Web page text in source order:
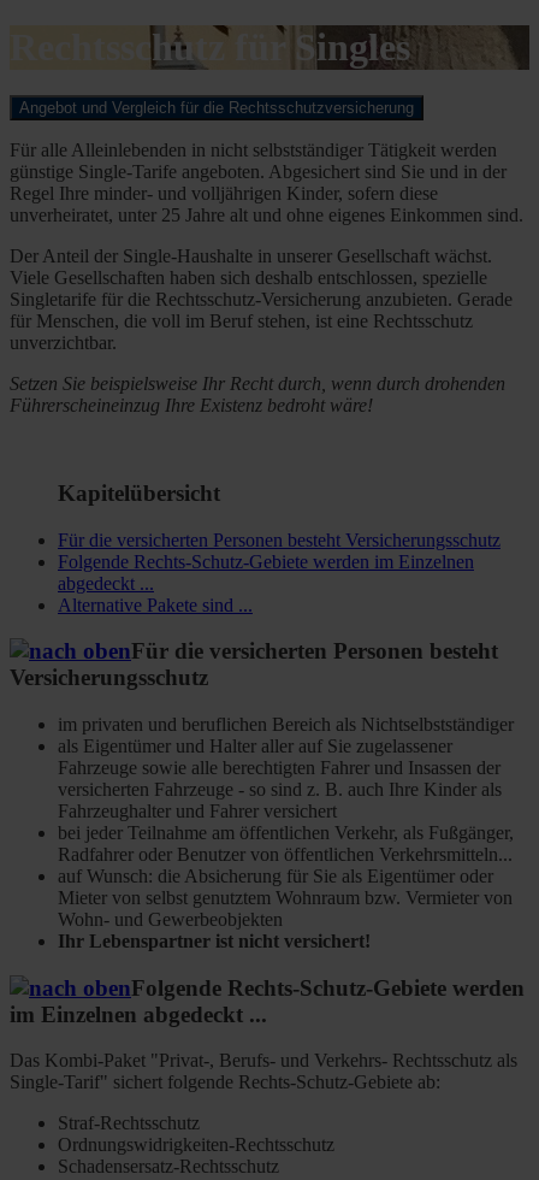
Rechtsschutz für Singles
Angebot und Vergleich für die Rechtsschutzversicherung
Für alle Alleinlebenden in nicht selbstständiger Tätigkeit werden
günstige Single-Tarife angeboten. Abgesichert sind Sie und in der
Regel Ihre minder- und volljährigen Kinder, sofern diese
unverheiratet, unter 25 Jahre alt und ohne eigenes Einkommen sind.
Der Anteil der Single-Haushalte in unserer Gesellschaft wächst.
Viele Gesellschaften haben sich deshalb entschlossen, spezielle
Singletarife für die Rechtsschutz-Versicherung anzubieten. Gerade
für Menschen, die voll im Beruf stehen, ist eine Rechtsschutz
unverzichtbar.
Setzen Sie beispielsweise Ihr Recht durch, wenn durch drohenden
Führerscheineinzug Ihre Existenz bedroht wäre!
Kapitelübersicht
Für die versicherten Personen besteht Versicherungsschutz
Folgende Rechts-Schutz-Gebiete werden im Einzelnen
abgedeckt ...
Alternative Pakete sind ...
Für die versicherten Personen besteht
Versicherungsschutz
im privaten und beruflichen Bereich als Nichtselbstständiger
als Eigentümer und Halter aller auf Sie zugelassener
Fahrzeuge sowie alle berechtigten Fahrer und Insassen der
versicherten Fahrzeuge - so sind z. B. auch Ihre Kinder als
Fahrzeughalter und Fahrer versichert
bei jeder Teilnahme am öffentlichen Verkehr, als Fußgänger,
Radfahrer oder Benutzer von öffentlichen Verkehrsmitteln...
auf Wunsch: die Absicherung für Sie als Eigentümer oder
Mieter von selbst genutztem Wohnraum bzw. Vermieter von
Wohn- und Gewerbeobjekten
Ihr Lebenspartner ist nicht versichert!
Folgende Rechts-Schutz-Gebiete werden
im Einzelnen abgedeckt ...
Das Kombi-Paket "Privat-, Berufs- und Verkehrs- Rechtsschutz als
Single-Tarif" sichert folgende Rechts-Schutz-Gebiete ab:
Straf-Rechtsschutz
Ordnungswidrigkeiten-Rechtsschutz
Schadensersatz-Rechtsschutz